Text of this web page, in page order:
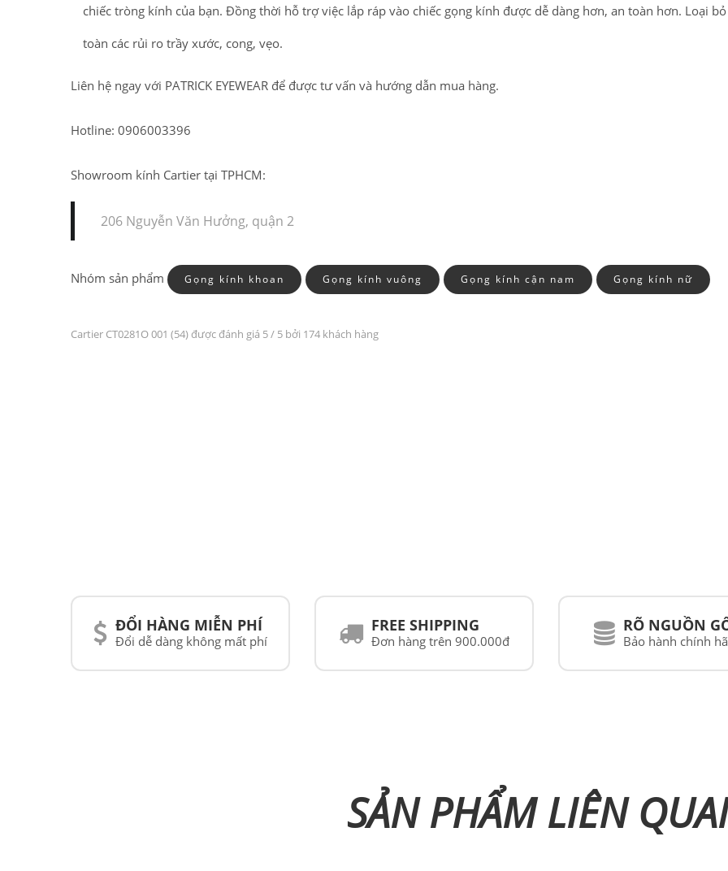
chiếc tròng kính của bạn. Đồng thời hỗ trợ việc lắp ráp vào chiếc gọng kính được dễ dàng hơn, an toàn hơn. Loại
toàn các rủi ro trầy xước, cong, vẹo.
Liên hệ ngay với PATRICK EYEWEAR để được tư vấn và hướng dẫn mua hàng.
Hotline: 0906003396
Showroom kính Cartier tại TPHCM:
206 Nguyễn Văn Hưởng, quận 2
Nhóm sản phẩm Gọng kính khoan Gọng kính vuông Gọng kính cận nam Gọng kính nữ
Cartier CT0281O 001 (54) được đánh giá 5/ 5 bởi 174 khách hàng
BAN TẠI VIỆT NAM
ĐỔI HÀNG MIỄN PHÍ
Đổi dễ dàng không mất phí
FREE SHIPPING
Đơn hàng trên 900.000đ
RÕ NGUỒN
Bảo hành chính
SẢN PHẨM LIÊN